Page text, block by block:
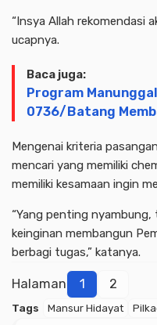
“Insya Allah rekomendasi
ucapnya.
Baca juga:
Program
0736/Batang
Mengenai kriteria
mencari yang memiliki
memiliki kesamaan ingin
“Yang penting
keinginan membangun
berbagi tugas,” katanya.
Halaman 1 2
Tags Mansur Hidayat